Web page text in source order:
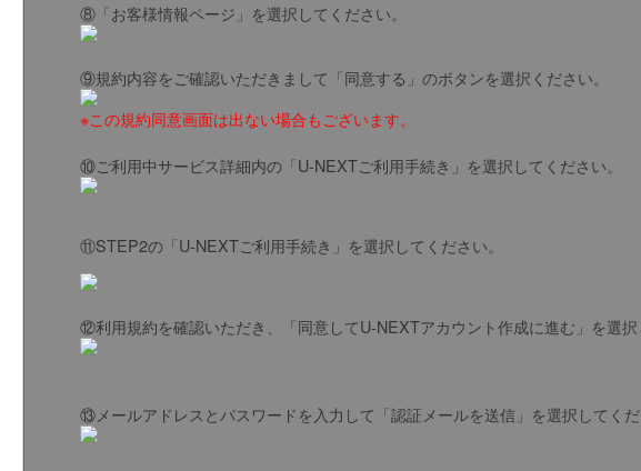
⑧「お客様情報ページ」を選択してください。
⑨規約内容をご確認いただきまして「同意する」のボタンを選択ください。
※この規約同意画面は出ない場合もございます。
⑩ご利用中サービス詳細内の「U-NEXTご利用手続き」を選択してください。
⑪STEP2の「U-NEXTご利用手続き」を選択してください。
⑫利用規約を確認いただき、「同意してU-NEXTアカウント作成に進む」を選択
⑬メールアドレスとパスワードを入力して「認証メールを送信」を選択してくだ